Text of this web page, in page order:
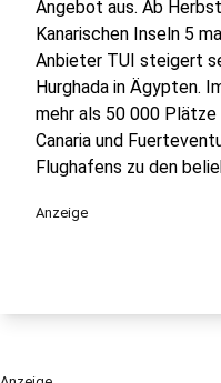
Angebot aus. Ab
Kanarischen Inseln 5
Anbieter TUI steigert
Hurghada in Ägypten.
mehr als 50 000
Canaria und
Flughafens zu den
Anzeige